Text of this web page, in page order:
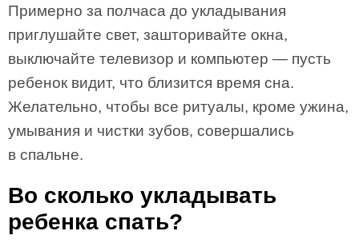
Примерно за полчаса до укладывания
приглушайте свет, зашторивайте окна,
выключайте телевизор и компьютер — пусть
ребенок видит, что близится время сна.
Желательно, чтобы все ритуалы, кроме ужина,
умывания и чистки зубов, совершались
в спальне.
Во сколько укладывать
ребенка спать?